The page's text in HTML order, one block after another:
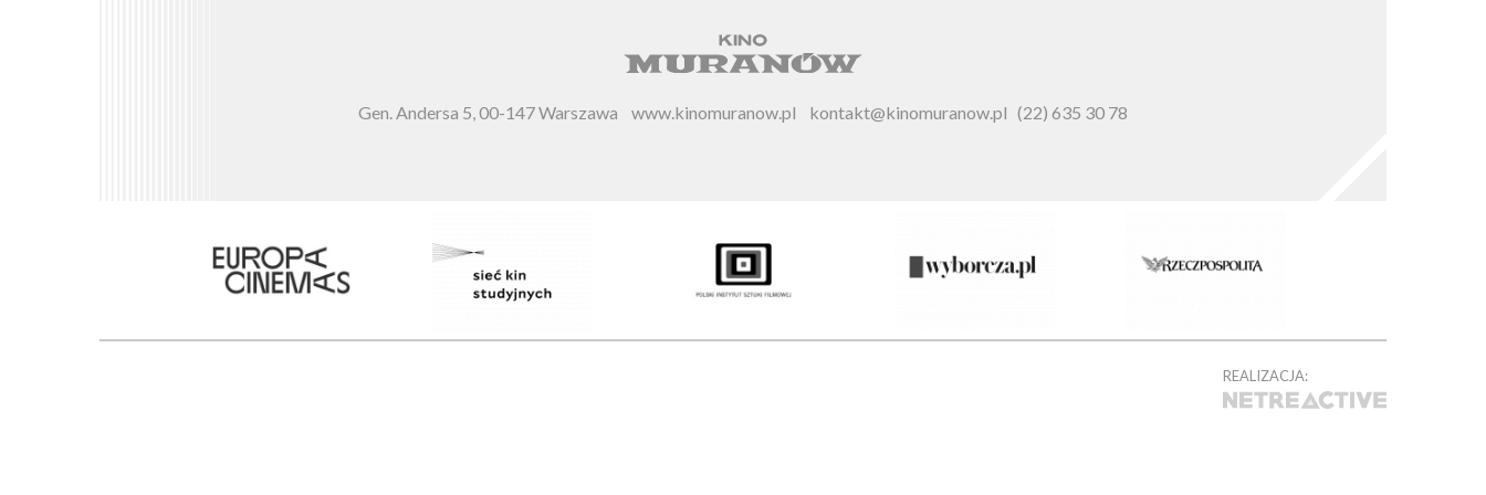
Gen. Andersa 5, 00-147 Warszawa www.kinomuranow.pl kontakt@kinomuranow.pl (22) 635 30 78
REALIZACJA: